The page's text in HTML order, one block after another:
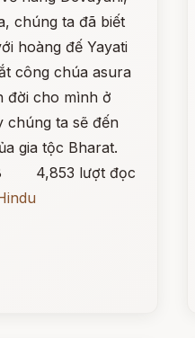
chúng ta đã biết
hoàng đế Yayati
công chúa asura
đời cho mình ở
chúng ta sẽ đến
gia tộc Bharat.
4,853 lượt đọc